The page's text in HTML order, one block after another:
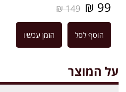
99 ₪
149 ₪
הוסף לסל הזמן עכשיו
על המוצר